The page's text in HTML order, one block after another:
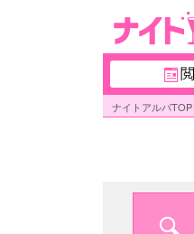
ナイトアルパTOP